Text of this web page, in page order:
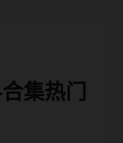
集热门